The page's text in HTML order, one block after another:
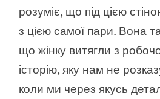
розуміє, що під цією
з цією самої пари. Вона
що жінку витягли з
історію, яку нам не
коли ми через якусь